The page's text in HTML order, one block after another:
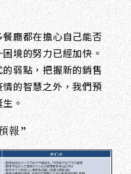
廳都在擔心自己能否
境的努力已經加快。
弱點，把握新的銷售
的智慧之外，我們預
生。
報”